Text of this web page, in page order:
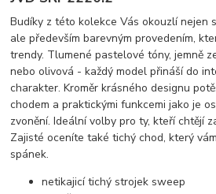
Budíky z této kolekce Vás okouzlí nejen
ale především barevným provedením,
trendy. Tlumené pastelové tóny, jemně
nebo olivová - každý model přináší do
charakter. Kroměr krásného designu
chodem a praktickými funkcemi jako je
zvonění. Ideální volby pro ty, kteří chtějí
Zajisté oceníte také tichý chod, který
spánek.
netikajicí tichý strojek sweep